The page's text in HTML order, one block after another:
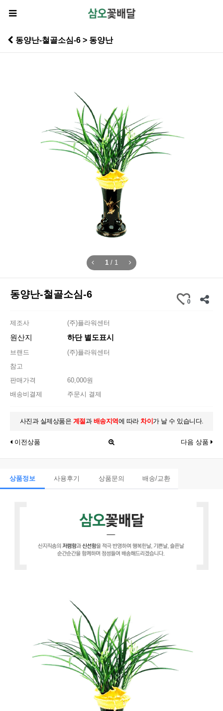
동양난-철골소심-6 > 동양난
1 / 1
동양난-철골소심-6
0
제조사 (주)플라워센터
원산지 하단 별도표시
브랜드
(주)플라워센터
참고
판매가격
60,000원
배송비결제
주문시 결제
사진과 실제상품은 계절과 배송지역에 따라 차이 가 날 수 있습니다.
이전상품 다음 상품
상품정보 사용후기 상품문의 배송/교환